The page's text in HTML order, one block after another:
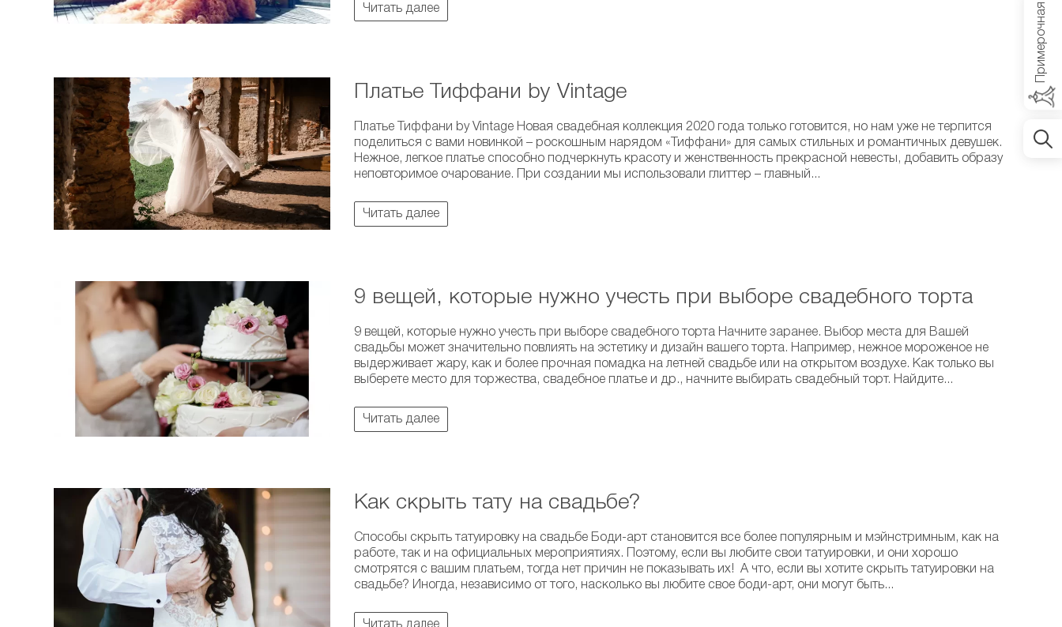
Примерочная
Читать далее
Платье Тиффани by Vintage
Платье Тиффани by Vintage Новая свадебная коллекция 2020 года только готовится, но нам уже не терпится
поделиться с вами новинкой – роскошным нарядом «Тиффани» для самых стильных и романтичных девушек.
Нежное, легкое платье способно подчеркнуть красоту и женственность прекрасной невесты, добавить образу
неповторимое очарование. При создании мы использовали глиттер – главный...
Читать далее
9 вещей, которые нужно учесть при выборе свадебного торта
9 вещей, которые нужно учесть при выборе свадебного торта Начните заранее. Выбор места для Вашей
свадьбы может значительно повлиять на эстетику и дизайн вашего торта. Например, нежное мороженое не
выдерживает жару, как и более прочная помадка на летней свадьбе или на открытом воздухе. Как только вы
выберете место для торжества, свадебное платье и др., начните выбирать свадебный торт. Найдите...
Читать далее
Как скрыть тату на свадьбе?
Способы скрыть татуировку на свадьбе Боди-арт становится все более популярным и мэйнстримным, как на
работе, так и на официальных мероприятиях. Поэтому, если вы любите свои татуировки, и они хорошо
смотрятся с вашим платьем, тогда нет причин не показывать их! А что, если вы хотите скрыть татуировки на
свадьбе? Иногда, независимо от того, насколько вы любите свое боди-арт, они могут быть...